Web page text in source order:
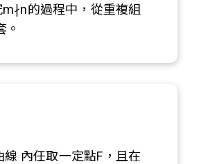
的過程中，從重複組
。
內任取一定點F，且在